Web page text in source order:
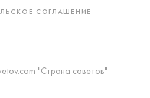
СОГЛАШЕНИЕ
"Страна советов"